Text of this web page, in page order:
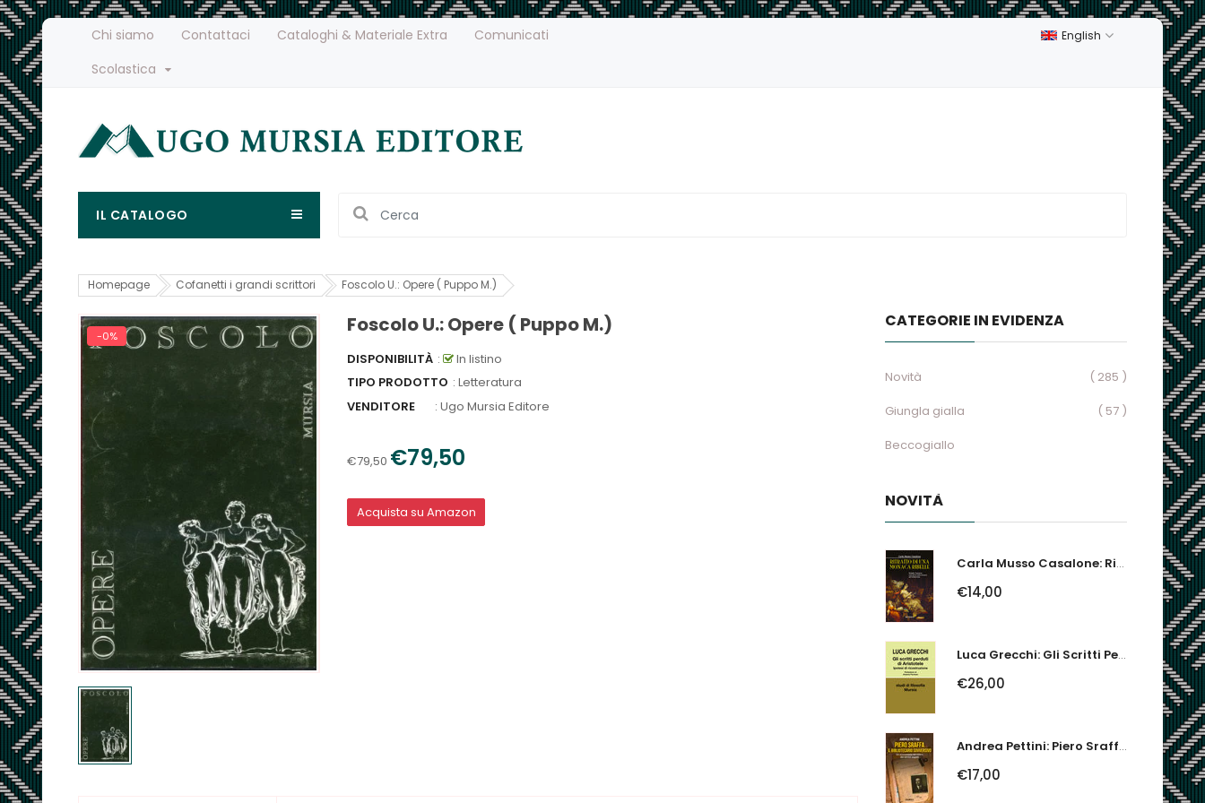
Chi siamo Contattaci Cataloghi & Materiale Extra
Comunicati
Scolastica
English
IL CATALOGO
Homepage Cofanetti i grandi scrittori Foscolo U.: Opere ( Puppo M.)
-0% Foscolo U.: Opere ( Puppo M.)
DISPONIBILITÀ :
In listino
TIPO PRODOTTO : Letteratura
VENDITORE
: Ugo Mursia Editore
€79,50 €79,50
Acquista su Amazon
CATEGORIE IN EVIDENZA
Novità
( 285 )
Giungla gialla
( 57 )
Beccogiallo
NOVITÀ
Carla Musso Casalone: Ritratto Di Una Monaca Ribelle. Brigida Franzone,...
€14,00
Luca Grecchi: Gli Scritti Perduti Di Aristotele. Ipotesi Di Ricostruzione
€26,00
Andrea Pettini: Piero Sraffa, Il Bibliotecario Sovversivo. Un Economista Nel...
€17,00